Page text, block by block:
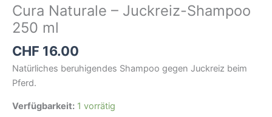
Cura Naturale – Juckreiz-Shampoo
250 ml
CHF 16.00
Natürliches beruhigendes Shampoo gegen Juckreiz beim
Pferd.
Verfügbarkeit: 1 vorrätig